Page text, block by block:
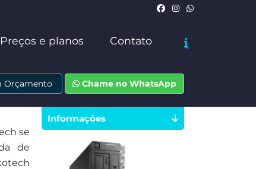
Preços e planos Contato
Orçamento Chame no WhatsApp
se
de
Informações